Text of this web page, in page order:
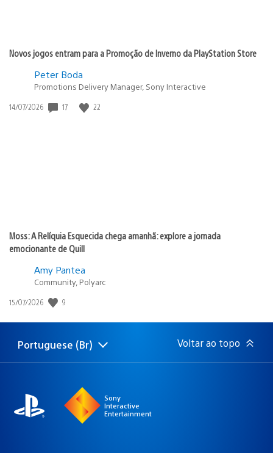
Novos jogos entram para a Promoção de Inverno da PlayStation Store
Peter Boda
Promotions Delivery Manager, Sony Interactive
Data
14/07/2026 17 22
Moss: A Relíquia Esquecida chega amanhã: explore a jornada
emocionante de Quill
Amy Pantea
Community, Polyarc
Data
publicação:
15/07/2026 9
Selecione
uma
Região
atual:
Portuguese (Br) Voltar ao topo
Sony
Interactive
Entertainment